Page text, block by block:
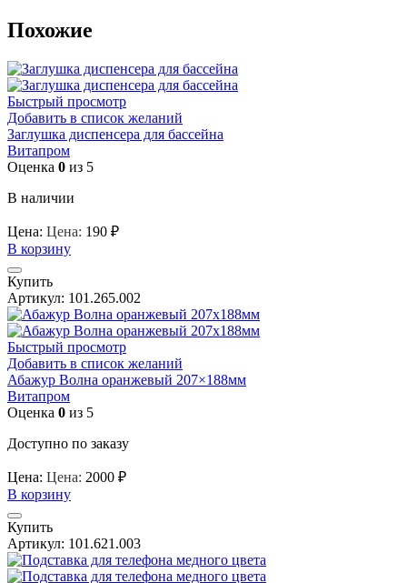
Похожие
Быстрый просмотр
Добавить в список желаний
Заглушка диспенсера для бассейна
Витапром
Оценка 0 из 5
В наличии
Цена: Цена: 190 ₽
В корзину
Купить
Артикул: 101.265.002
Быстрый просмотр
Добавить в список желаний
Абажур Волна оранжевый 207×188мм
Витапром
Оценка 0 из 5
Доступно по заказу
Цена: Цена: 2000 ₽
В корзину
Купить
Артикул: 101.621.003